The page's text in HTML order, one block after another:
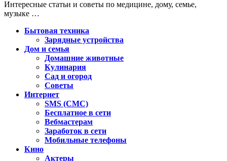
Интересные статьи и советы по медицине, дому, семье,
музыке …
Бытовая техника
Зарядные устройства
Дом и семья
Домашние животные
Кулинария
Сад и огород
Советы
Интернет
SMS (СМС)
Бесплатное в сети
Вебмастерам
Заработок в сети
Мобильные телефоны
Кино
Актеры